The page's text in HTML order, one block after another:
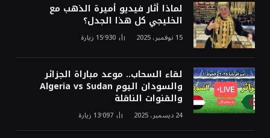
لماذا أثار فيديو أميرة الذهب مع
الخليجي كل هذا الجدل؟
15 نوفمبر، 2025 15٬930 زيارة
لقاء السحاب.. موعد مباراة الجزائر
والسودان اليوم Algeria vs Sudan
والقنوات الناقلة
24 ديسمبر، 2025 13٬097 زيارة